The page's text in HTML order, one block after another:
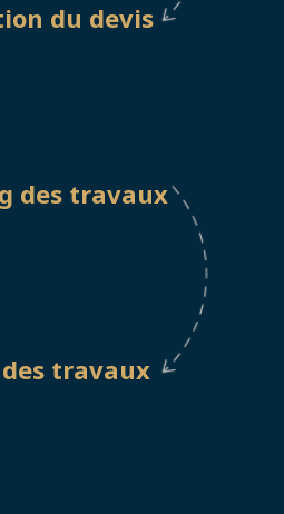
du devis
des travaux
travaux